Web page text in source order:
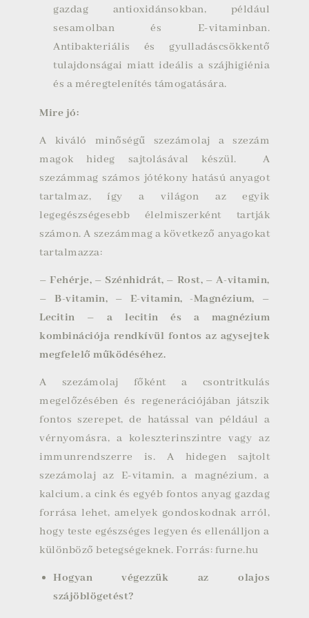
gazdag antioxidánsokban, például
sesamolban és E-vitaminban.
Antibakteriális és gyulladáscsökkentő
tulajdonságai miatt ideális a szájhigiénia
és a méregtelenítés támogatására.
Mire jó:
A kiváló minőségű szezámolaj a szezám
magok hideg sajtolásával készül. A
szezámmag számos jótékony hatású anyagot
tartalmaz, így a világon az egyik
legegészségesebb élelmiszerként tartják
számon. A szezámmag a következő anyagokat
tartalmazza:
– Fehérje, – Szénhidrát, – Rost, – A-vitamin,
– B-vitamin, – E-vitamin, -Magnézium, –
Lecitin – a lecitin és a magnézium
kombinációja rendkívül fontos az agysejtek
megfelelő működéséhez.
A szezámolaj főként a csontritkulás
megelőzésében és regenerációjában játszik
fontos szerepet, de hatással van például a
vérnyomásra, a koleszterinszintre vagy az
immunrendszerre is. A hidegen sajtolt
szezámolaj az E-vitamin, a magnézium, a
kalcium, a cink és egyéb fontos anyag gazdag
forrása lehet, amelyek gondoskodnak arról,
hogy teste egészséges legyen és ellenálljon a
különböző betegségeknek. Forrás: furne.hu
Hogyan végezzük az olajos
szájöblögetést?